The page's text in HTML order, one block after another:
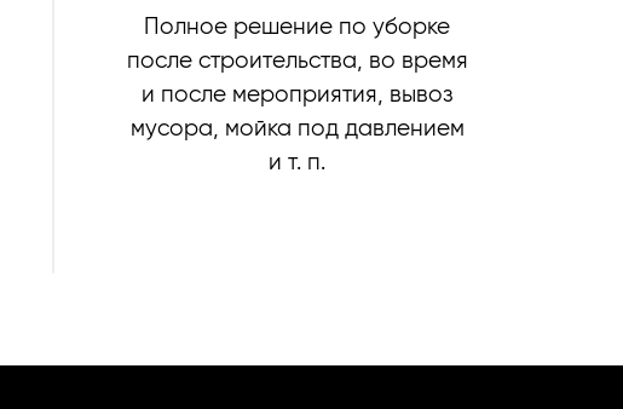
Полное решение по уборке
после строительства, во время
и после мероприятия, вывоз
мусора, мойка под давлением
и т. п.